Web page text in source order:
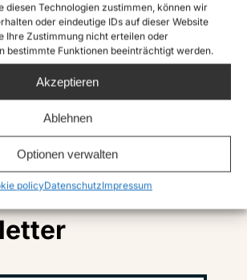
diesen Technologien zustimmen, können wir
oder eindeutige IDs auf dieser Website
Ihre Zustimmung nicht erteilen oder
bestimmte Funktionen beeinträchtigt werden.
Akzeptieren
Ablehnen
Optionen verwalten
policyDatenschutzImpressum
Facebook LinkedIn
unseren